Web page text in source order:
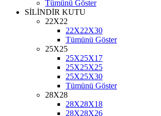
Tümünü Göster
SİLİNDİR KUTU
22X22
22X22X30
Tümünü Göster
25X25
25X25X17
25X25X25
25X25X30
Tümünü Göster
28X28
28X28X18
28X28X26